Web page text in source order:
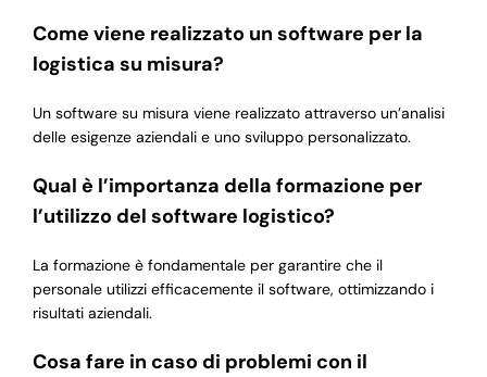
Come viene realizzato un software per la
logistica su misura?
Un software su misura viene realizzato attraverso un’analisi
delle esigenze aziendali e uno sviluppo personalizzato.
Qual è l’importanza della formazione per
l’utilizzo del software logistico?
La formazione è fondamentale per garantire che il
personale utilizzi efficacemente il software, ottimizzando i
risultati aziendali.
Cosa fare in caso di problemi con il